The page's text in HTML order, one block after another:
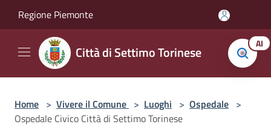
Regione Piemonte
Città di Settimo Torinese AI
Home > Vivere il Comune > Luoghi > Ospedale >
Ospedale Civico Città di Settimo Torinese